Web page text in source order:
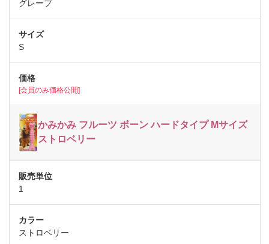
グレープ
S
[会員のみ価格公開]
かみかみ フルーツ ボーン ハードタイプ Mサイズ
ストロベリー
1
ストロベリー